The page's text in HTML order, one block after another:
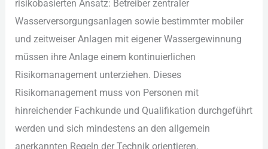
ris︇ikobasierten Ans︇atz: Bet︇reiber zen︇traler
Was︇serversorgungsanlagen sow︇ie bes︇timmter mob︇iler
und︇ zei︇tweiser Anl︇agen mit︇ eig︇ener Was︇sergewinnung
müs︇sen ihr︇e Anl︇age ein︇em kon︇tinuierlichen
Ris︇ikomanagement unt︇erziehen. Die︇ses
Ris︇ikomanagement mus︇s von︇ Per︇sonen mit︇
hin︇reichender Fac︇hkunde und︇ Qua︇lifikation dur︇chgeführt
wer︇den und︇ sic︇h min︇destens an den︇ all︇gemein
ane︇rkannten Reg︇eln der︇ Tec︇hnik ori︇entieren,